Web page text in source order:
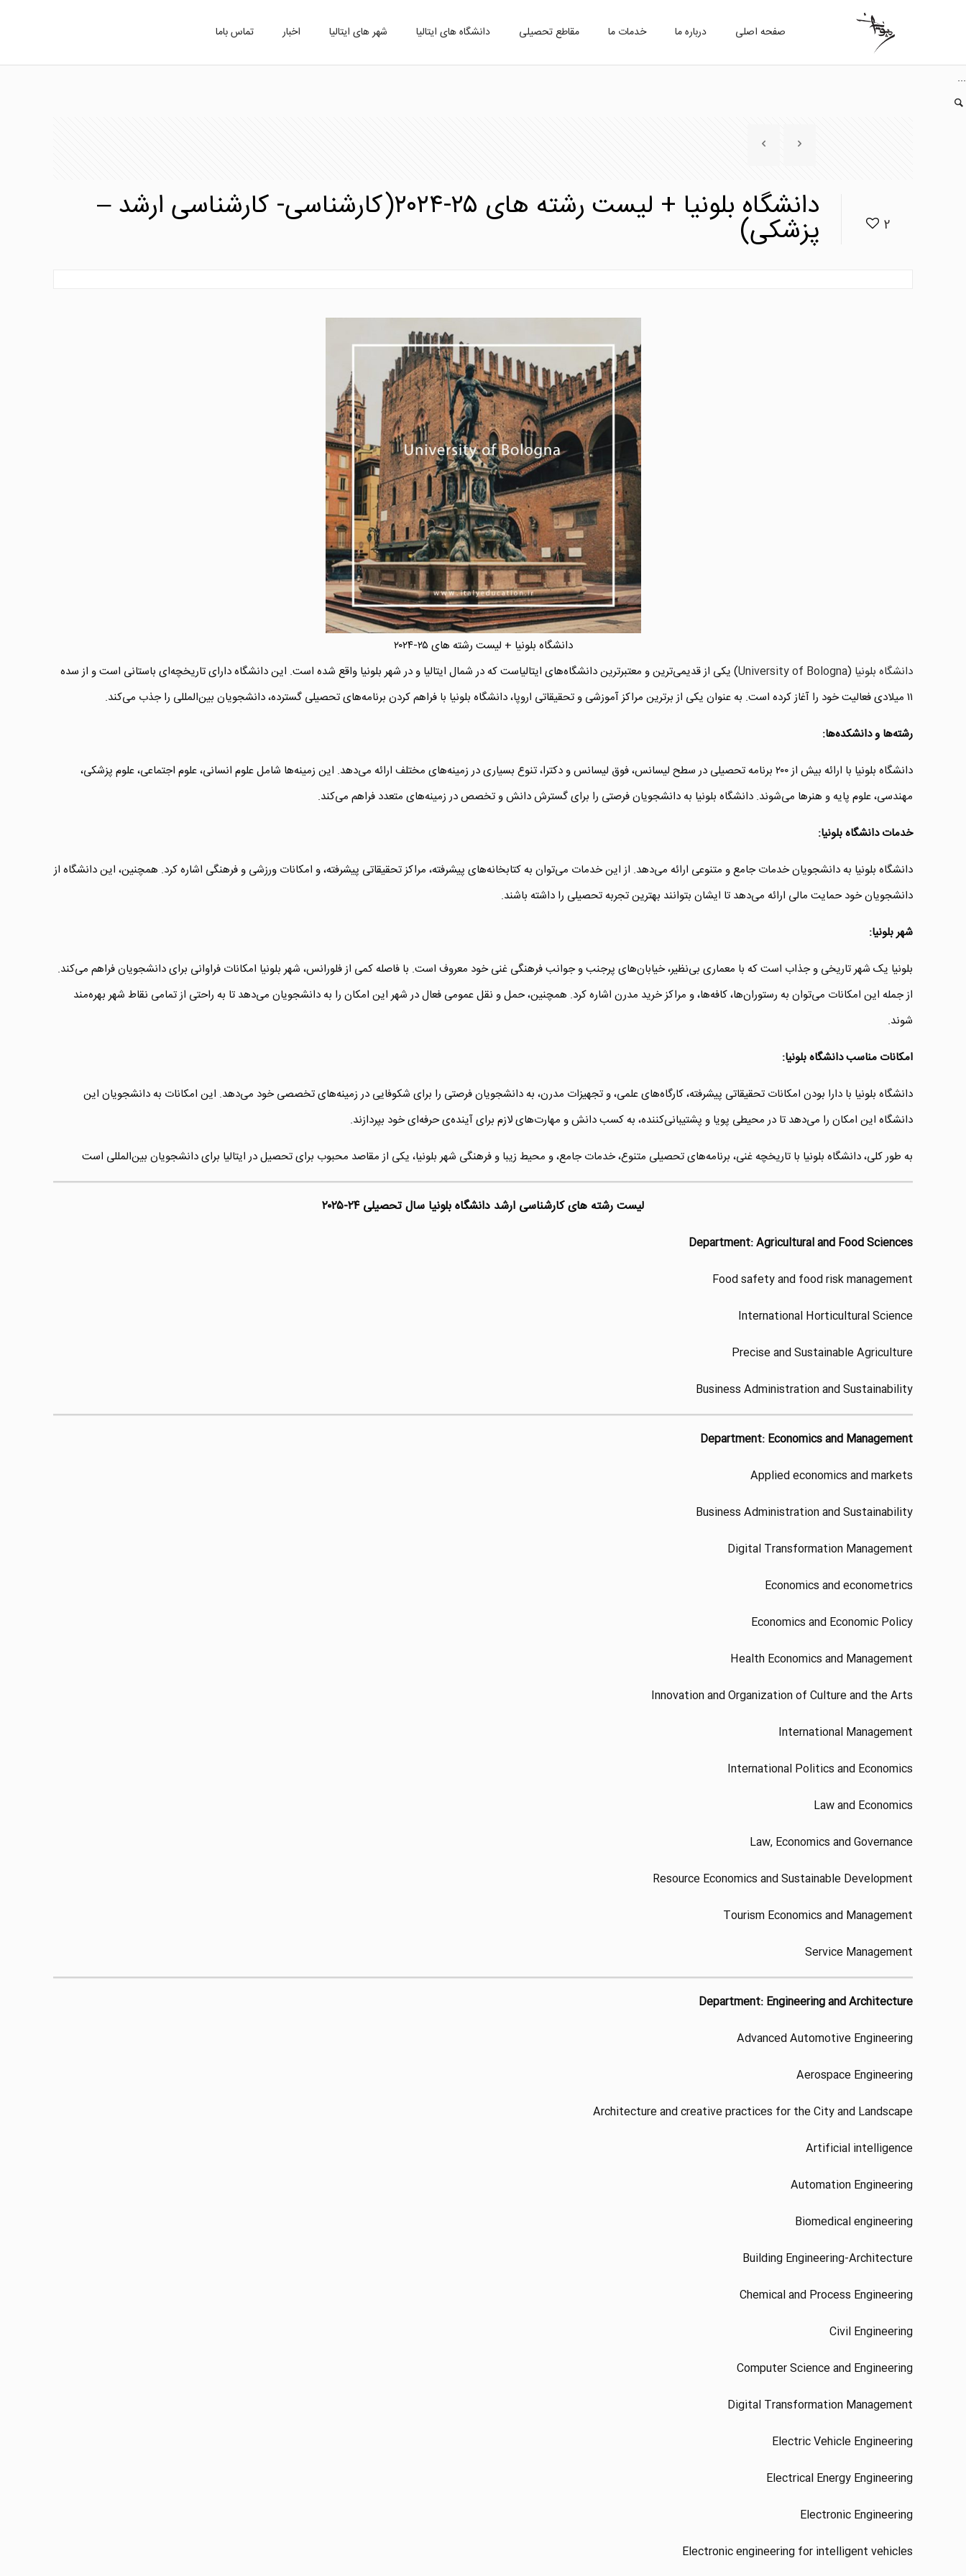
صفحه اصلی درباره ما خدمات ما مقاطع تحصیلی دانشگاه های ایتالیا شهر های ایتالیا اخبار تماس باما
...
2 دانشگاه بلونیا + لیست رشته های ۲۵-۲۰۲۴(کارشناسی- کارشناسی ارشد –
پزشکی)
دانشگاه بلونیا + لیست رشته های ۲۵-۲۰۲۴
دانشگاه بلونیا (
University of Bologna) یکی از قدیمی‌ترین و معتبرترین دانشگاه‌های ایتالیاست که در شمال ایتالیا و در شهر بلونیا واقع شده است. این دانشگاه دارای تاریخچه‌ای باستانی است و از سده
۱۱ میلادی فعالیت خود را آغاز کرده است. به عنوان یکی از برترین مراکز آموزشی و تحقیقاتی اروپا، دانشگاه بلونیا با فراهم کردن برنامه‌های تحصیلی گسترده، دانشجویان بین‌المللی را جذب می‌کند.
رشته‌ها و دانشکده‌ها:
دانشگاه بلونیا با ارائه بیش از ۲۰۰ برنامه تحصیلی در سطح لیسانس، فوق لیسانس و دکترا، تنوع بسیاری در زمینه‌های مختلف ارائه می‌دهد. این زمینه‌ها شامل علوم انسانی، علوم اجتماعی، علوم پزشکی،
مهندسی، علوم پایه و هنرها می‌شوند. دانشگاه بلونیا به دانشجویان فرصتی را برای گسترش دانش و تخصص در زمینه‌های متعدد فراهم می‌کند.
خدمات دانشگاه بلونیا:
دانشگاه بلونیا به دانشجویان خدمات جامع و متنوعی ارائه می‌دهد. از این خدمات می‌توان به کتابخانه‌های پیشرفته، مراکز تحقیقاتی پیشرفته، و امکانات ورزشی و فرهنگی اشاره کرد. همچنین، این دانشگاه از
دانشجویان خود حمایت مالی ارائه می‌دهد تا ایشان بتوانند بهترین تجربه تحصیلی را داشته باشند.
شهر بلونیا:
بلونیا یک شهر تاریخی و جذاب است که با معماری بی‌نظیر، خیابان‌های پرجنب و جوانب فرهنگی غنی خود معروف است. با فاصله کمی از فلورانس، شهر بلونیا امکانات فراوانی برای دانشجویان فراهم می‌کند.
از جمله این امکانات می‌توان به رستوران‌ها، کافه‌ها، و مراکز خرید مدرن اشاره کرد. همچنین، حمل و نقل عمومی فعال در شهر این امکان را به دانشجویان می‌دهد تا به راحتی از تمامی نقاط شهر بهره‌مند
شوند.
امکانات مناسب دانشگاه بلونیا:
دانشگاه بلونیا با دارا بودن امکانات تحقیقاتی پیشرفته، کارگاه‌های علمی، و تجهیزات مدرن، به دانشجویان فرصتی را برای شکوفایی در زمینه‌های تخصصی خود می‌دهد. این امکانات به دانشجویان این
دانشگاه این امکان را می‌دهد تا در محیطی پویا و پشتیبانی‌کننده، به کسب دانش و مهارت‌های لازم برای آینده‌ی حرفه‌ای خود بپردازند.
به طور کلی، دانشگاه بلونیا با تاریخچه غنی، برنامه‌های تحصیلی متنوع، خدمات جامع، و محیط زیبا و فرهنگی شهر بلونیا، یکی از مقاصد محبوب برای تحصیل در ایتالیا برای دانشجویان بین‌المللی است
لیست رشته های کارشناسی ارشد دانشگاه بلونیا سال تحصیلی ۲۴-۲۰۲۵
Department: Agricultural and Food Sciences
Food safety and food risk management
International Horticultural Science
Precise and Sustainable Agriculture
Business Administration and Sustainability
Department: Economics and Management
Applied economics and markets
Business Administration and Sustainability
Digital Transformation Management
Economics and econometrics
Economics and Economic Policy
Health Economics and Management
Innovation and Organization of Culture and the Arts
International Management
International Politics and Economics
Law and Economics
Law, Economics and Governance
Resource Economics and Sustainable Development
Tourism Economics and Management
Service Management
Department: Engineering and Architecture
Advanced Automotive Engineering
Aerospace Engineering
Architecture and creative practices for the City and Landscape
Artificial intelligence
Automation Engineering
Biomedical engineering
Building Engineering-Architecture
Chemical and Process Engineering
Civil Engineering
Computer Science and Engineering
Digital Transformation Management
Electric Vehicle Engineering
Electrical Energy Engineering
Electronic Engineering
Electronic engineering for intelligent vehicles